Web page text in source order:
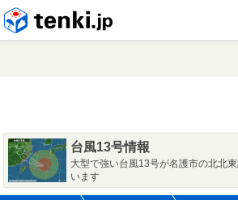
台風13号情報
大型で強い台風13号が名護市の北北
います